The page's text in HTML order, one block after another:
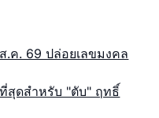
.ค. 69 ปล่อยเลขมงคล
สุดสำหรับ "ตับ" ฤทธิ์